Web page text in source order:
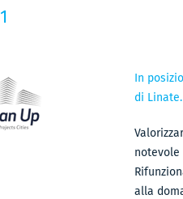
1
In
di Linate.
notevole
alla